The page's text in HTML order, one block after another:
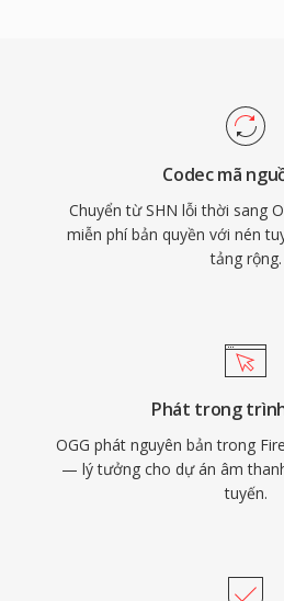
trò chơi điện tử nơi dung
và hàng nghìn hiệu ứng âm
không gian. VLC, Firefox,
đều hỗ trợ giải mã Vorbis
Codec mã
Chuyển từ SHN lỗi thời sang
miễn phí bản quyền với nén
tảng rộng.
Phát trong
OGG phát nguyên bản trong
— lý tưởng cho dự án âm
tuyến.